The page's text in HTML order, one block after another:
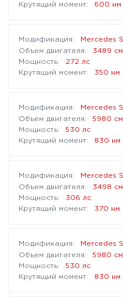
600 нм
Mercedes
3489 см
272 лс
350 нм
Mercedes
5980 см
530 лс
830 нм
Mercedes
3498 см
306 лс
370 нм
Mercedes
5980 см
530 лс
830 нм